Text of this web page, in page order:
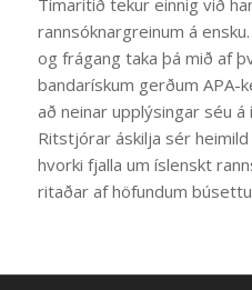
Tímaritið tekur einnig við
rannsóknargreinum á
og frágang taka þá mið af
bandarískum gerðum
að neinar upplýsingar séu
Ritstjórar áskilja sér
hvorki fjalla um íslenskt
ritaðar af höfundum